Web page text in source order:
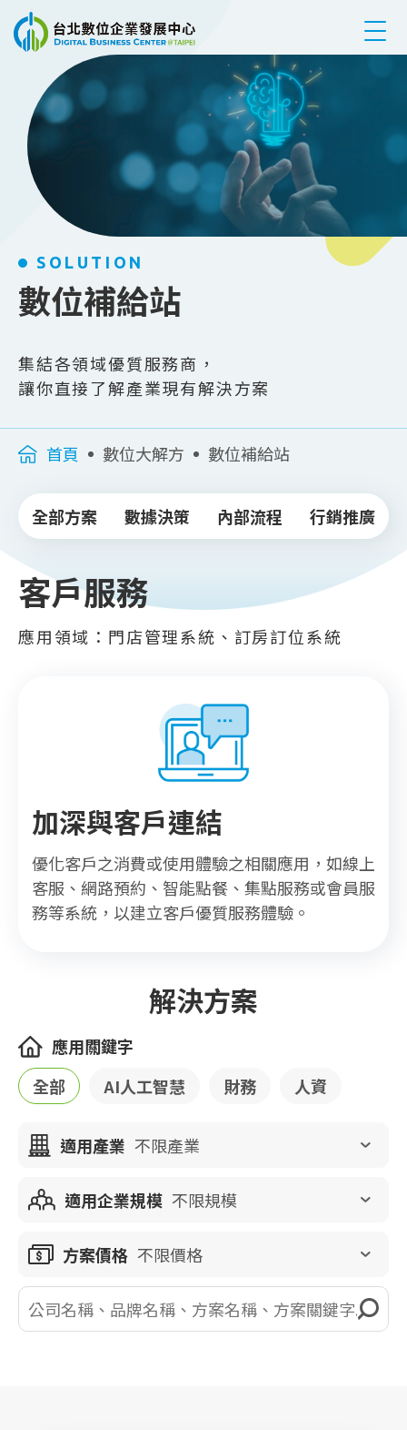
跳到主要內容
SOLUTION
數位補給站
集結各領域優質服務商，
讓你直接了解產業現有解決方案
首頁 數位大解方 數位補給站
全部方案 數據決策 內部流程 行銷推廣
客戶服務
應用領域：門店管理系統、訂房訂位系統
加深與客戶連結
優化客戶之消費或使用體驗之相關應用，如線上
客服、網路預約、智能點餐、集點服務或會員服
務等系統，以建立客戶優質服務體驗。
解決方案
應用關鍵字
全部
AI人工智慧 財務 人資
適用產業 不限產業
適用企業規模 不限規模
方案價格 不限價格